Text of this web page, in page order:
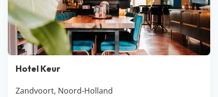
je hier. Voor de liefhebbers is er in Noord-Holland
bovendien meer dan genoeg cultuur en
uitgaansgelegenheden te ontdekken. Laat die getaway
in Nederland maar snel beginnen.
Hotel Keur
Zandvoort, Noord-Holland